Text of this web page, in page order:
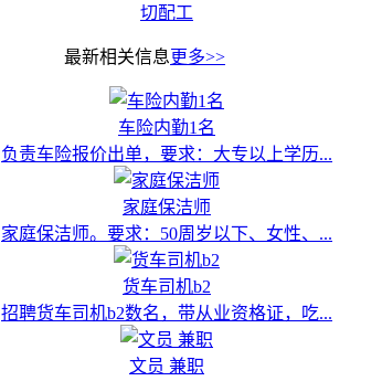
切配工
最新相关信息更多>>
车险内勤1名
负责车险报价出单，要求：大专以上学历...
家庭保洁师
家庭保洁师。要求：50周岁以下、女性、...
货车司机b2
招聘货车司机b2数名，带从业资格证，吃...
文员 兼职